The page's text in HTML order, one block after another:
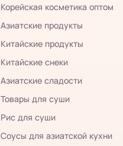
Корейская косметика оптом
Азиатские продукты
Китайские продукты
Китайские снеки
Азиатские сладости
Товары для суши
Рис для суши
Соусы для азиатской кухни